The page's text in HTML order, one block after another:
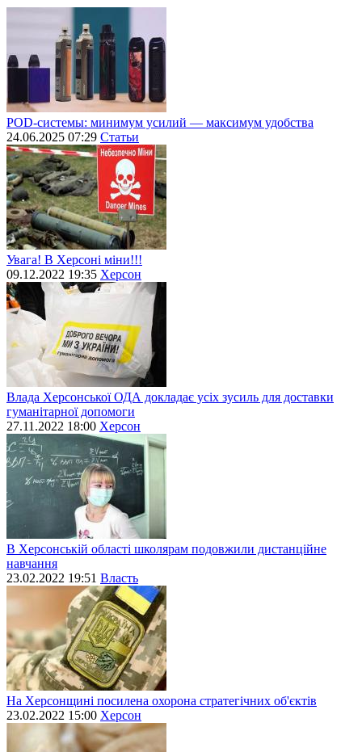
POD-системы: минимум усилий — максимум удобства
24.06.2025 07:29 Статьи
Увага! В Херсоні міни!!!
09.12.2022 19:35 Херсон
Влада Херсонської ОДА докладає усіх зусиль для доставки
гуманітарної допомоги
27.11.2022 18:00 Херсон
В Херсонській області школярам подовжили дистанційне
навчання
23.02.2022 19:51 Власть
На Херсонщині посилена охорона стратегічних об'єктів
23.02.2022 15:00 Херсон